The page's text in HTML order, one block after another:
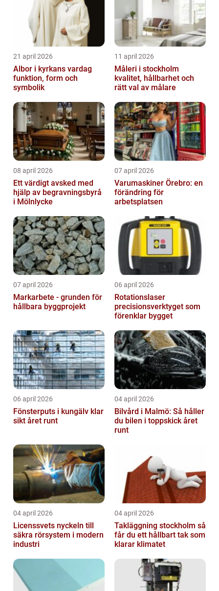
21 april 2026
Albor i kyrkans vardag
funktion, form och
symbolik
11 april 2026
Måleri i stockholm
kvalitet, hållbarhet och
rätt val av målare
08 april 2026
Ett värdigt avsked med
hjälp av begravningsbyrå
i Mölnlycke
07 april 2026
Varumaskiner Örebro: en
förändring för
arbetsplatsen
07 april 2026
Markarbete - grunden för
hållbara byggprojekt
06 april 2026
Rotationslaser
precisionsverktyget som
förenklar bygget
06 april 2026
Fönsterputs i kungälv klar
sikt året runt
04 april 2026
Bilvård i Malmö: Så håller
du bilen i toppskick året
runt
04 april 2026
Licenssvets nyckeln till
säkra rörsystem i modern
industri
04 april 2026
Takläggning stockholm så
får du ett hållbart tak som
klarar klimatet